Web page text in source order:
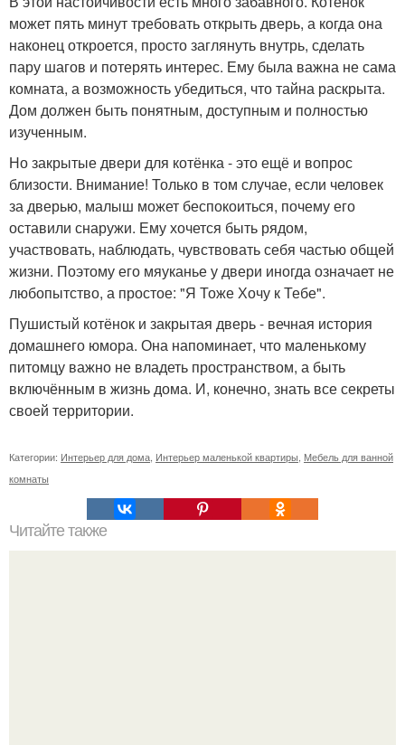
может пять минут требовать открыть дверь, а когда она
наконец откроется, просто заглянуть внутрь, сделать
пару шагов и потерять интерес. Ему была важна не сама
комната, а возможность убедиться, что тайна раскрыта.
Дом должен быть понятным, доступным и полностью
изученным.
Но закрытые двери для котёнка - это ещё и вопрос
близости. Внимание! Только в том случае, если человек
за дверью, малыш может беспокоиться, почему его
оставили снаружи. Ему хочется быть рядом,
участвовать, наблюдать, чувствовать себя частью общей
жизни. Поэтому его мяуканье у двери иногда означает не
любопытство, а простое: "Я Тоже Хочу к Тебе".
Пушистый котёнок и закрытая дверь - вечная история
домашнего юмора. Она напоминает, что маленькому
питомцу важно не владеть пространством, а быть
включённым в жизнь дома. И, конечно, знать все секреты
своей территории.
Категории: Интерьер для дома Интерьер маленькой квартиры Мебель для ванной
комнаты
Читайте также